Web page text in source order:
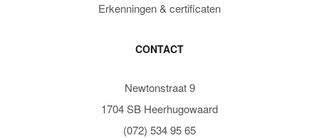
Erkenningen & certificaten
CONTACT
Newtonstraat 9
1704 SB Heerhugowaard
(072) 534 95 65